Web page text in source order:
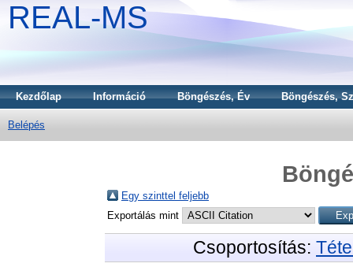
REAL-MS
Kezdőlap Információ Böngészés, Év Böngészés,
Belépés
Egy szinttel feljebb
Exportálás mint
Csoportosítás: